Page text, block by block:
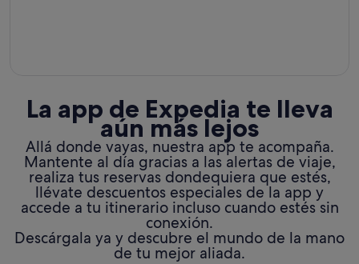
La app de Expedia te lleva
aún más lejos
Allá donde vayas, nuestra app te acompaña.
Mantente al día gracias a las alertas de viaje,
realiza tus reservas dondequiera que estés,
llévate descuentos especiales de la app y
accede a tu itinerario incluso cuando estés sin
conexión.
Descárgala ya y descubre el mundo de la mano
de tu mejor aliada.